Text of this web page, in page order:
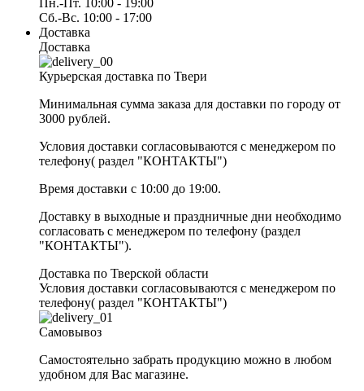
Сб.-Вс. 10:00 - 17:00
Доставка
Доставка
Курьерская доставка по Твери
Минимальная сумма заказа для доставки по городу от
3000 рублей.
Условия доставки согласовываются с менеджером по
телефону( раздел "КОНТАКТЫ")
Время доставки с 10:00 до 19:00.
Доставку в выходные и праздничные дни необходимо
согласовать с менеджером по телефону (раздел
"КОНТАКТЫ").
Доставка по Тверской области
Условия доставки согласовываются с менеджером по
телефону( раздел "КОНТАКТЫ")
Самовывоз
Самостоятельно забрать продукцию можно в любом
удобном для Вас магазине.